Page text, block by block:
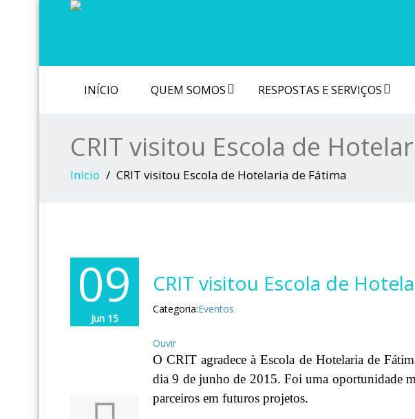
INÍCIO QUEM SOMOS RESPOSTAS E SERVIÇOS
CRIT visitou Escola de
Inicio CRIT visitou Escola de Hotelaria de Fátima
09
Jun 15
CRIT visitou Escola de
Categoria:Eventos
Ouvir
O CRIT agradece à Escola de Hotelaria de
dia 9 de junho de 2015. Foi uma oportunidade
parceiros em futuros projetos.